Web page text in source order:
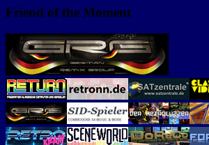
Friend of the Moment